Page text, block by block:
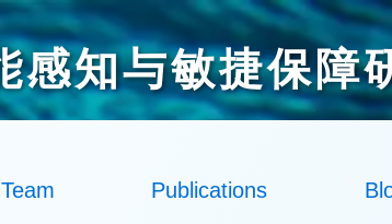
感知与敏捷保障
Team Publications